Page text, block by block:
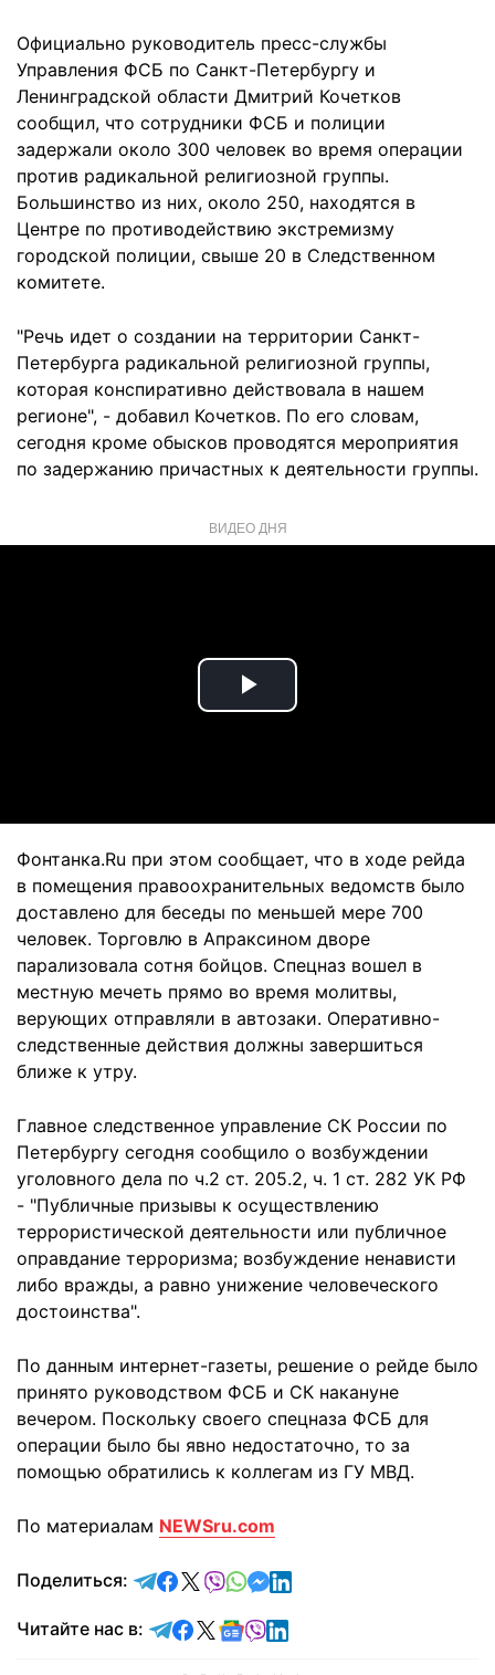
Официально руководитель пресс-службы
Управления ФСБ по Санкт-Петербургу и
Ленинградской области Дмитрий Кочетков
сообщил, что сотрудники ФСБ и полиции
задержали около 300 человек во время операции
против радикальной религиозной группы.
Большинство из них, около 250, находятся в
Центре по противодействию экстремизму
городской полиции, свыше 20 в Следственном
комитете.
"Речь идет о создании на территории Санкт-
Петербурга радикальной религиозной группы,
которая конспиративно действовала в нашем
регионе", - добавил Кочетков. По его словам,
сегодня кроме обысков проводятся мероприятия
по задержанию причастных к деятельности группы.
ВИДЕО ДНЯ
Play
Фонтанка.Ru при этом сообщает, что в ходе рейда
в помещения правоохранительных ведомств было
доставлено для беседы по меньшей мере 700
человек. Торговлю в Апраксином дворе
парализовала сотня бойцов. Спецназ вошел в
местную мечеть прямо во время молитвы,
верующих отправляли в автозаки. Оперативно-
следственные действия должны завершиться
ближе к утру.
Главное следственное управление СК России по
Петербургу сегодня сообщило о возбуждении
уголовного дела по ч.2 ст. 205.2, ч. 1 ст. 282 УК РФ
- "Публичные призывы к осуществлению
террористической деятельности или публичное
оправдание терроризма; возбуждение ненависти
либо вражды, а равно унижение человеческого
достоинства".
По данным интернет-газеты, решение о рейде было
принято руководством ФСБ и СК накануне
вечером. Поскольку своего спецназа ФСБ для
операции было бы явно недостаточно, то за
помощью обратились к коллегам из ГУ МВД.
По материалам NEWSru.com
Поделиться: отправить в Telegram
поделиться в Facebook
поделиться в X
отправить в Viber
отправить в Whatsapp
отправить в Messenger
отправить в LinkedIn
Читайте нас в: Читайте в Telegram
Читайте в Facebook
Читайте в X
Читайте в Google news
Читайте в Viber
Читайте в LinkedIn